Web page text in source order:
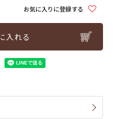
お気に入りに登録する
入れる